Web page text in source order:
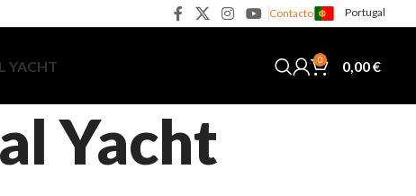
Contacto Portugal
YACHT 0 0,00€
Yacht